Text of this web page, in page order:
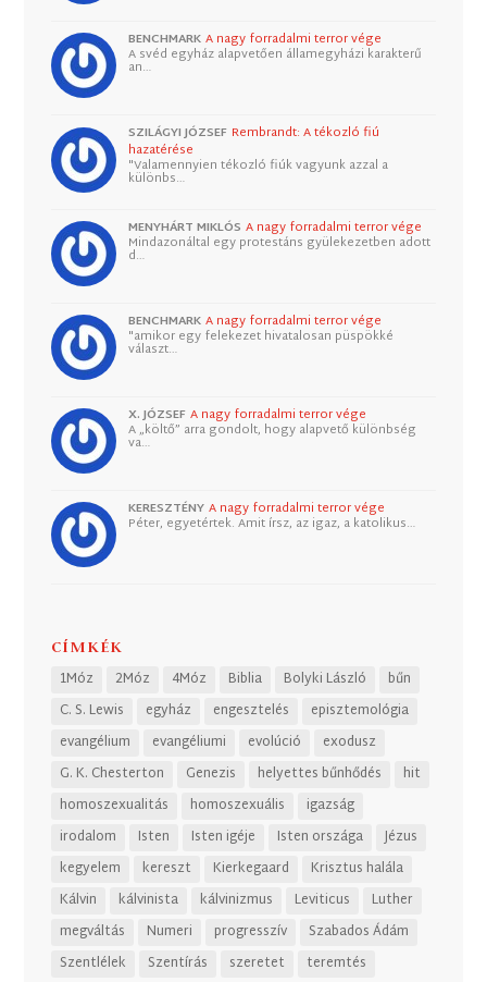
BENCHMARK A nagy forradalmi terror vége
A svéd egyház alapvetően államegyházi karakterű
an…
SZILÁGYI JÓZSEF Rembrandt: A tékozló fiú
hazatérése
"Valamennyien tékozló fiúk vagyunk azzal a
különbs…
MENYHÁRT MIKLÓS A nagy forradalmi terror vége
Mindazonáltal egy protestáns gyülekezetben adott
d…
BENCHMARK A nagy forradalmi terror vége
"amikor egy felekezet hivatalosan püspökké
választ…
X. JÓZSEF A nagy forradalmi terror vége
A „költő” arra gondolt, hogy alapvető különbség
va…
KERESZTÉNY A nagy forradalmi terror vége
Péter, egyetértek. Amit írsz, az igaz, a katolikus…
CÍMKÉK
1Móz 2Móz 4Móz Biblia Bolyki László
bűn
C. S. Lewis
egyház engesztelés
episztemológia
evangélium
evangéliumi evolúció
exodusz
G. K. Chesterton
Genezis helyettes bűnhődés
hit
homoszexualitás
homoszexuális
igazság
irodalom
Isten Isten igéje Isten országa
Jézus
kegyelem
kereszt Kierkegaard
Krisztus halála
Kálvin
kálvinista kálvinizmus Leviticus
Luther
megváltás
Numeri progresszív
Szabados Ádám
Szentlélek
Szentírás szeretet teremtés